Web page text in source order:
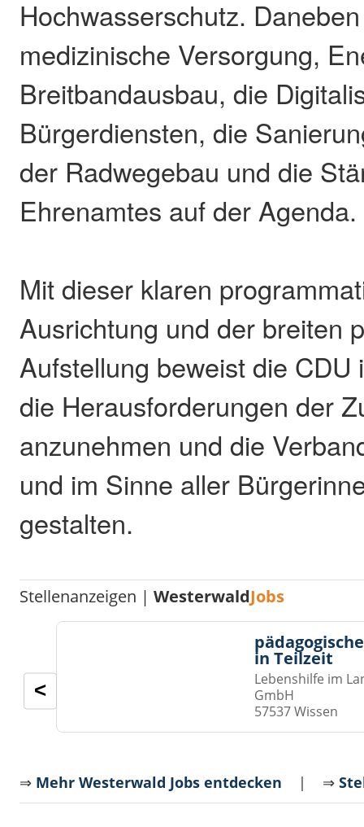
Hochwasserschutz.
medizinische Versorgung,
Breitbandausbau, die
Bürgerdiensten, die
der Radwegebau und die
Ehrenamtes auf der Agenda.
Mit dieser klaren
Ausrichtung und der breiten
Aufstellung beweist die
die Herausforderungen der
anzunehmen und die
und im Sinne aller
gestalten.
Stellenanzeigen |WesterwaldJobs
in Teilzeit
Lebenshilfe im
GmbH
57537 Wissen
<
⇒ Mehr Westerwald Jobs entdecken | ⇒